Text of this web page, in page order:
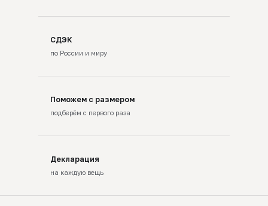
СДЭК
по России и миру
Поможем с размером
подберём с первого раза
Декларация
на каждую вещь